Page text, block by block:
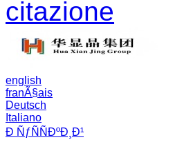
citazione
english
franÃ§ais
Deutsch
Italiano
Ð ÑƒÑÑÐºÐ¸Ð¹